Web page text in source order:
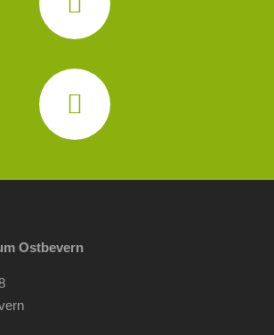
Ostbevern